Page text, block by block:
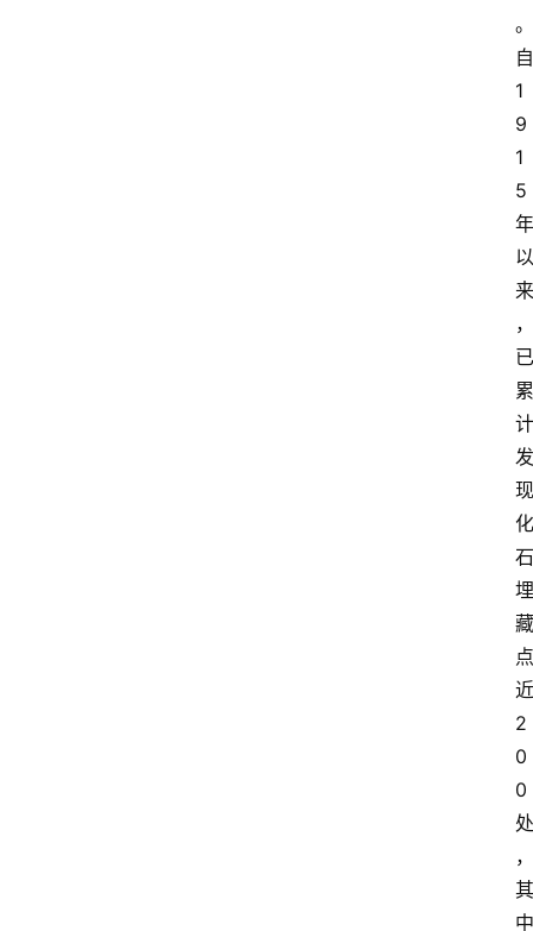
。
自
1
9
1
5
年
以
来
，
已
累
计
发
现
化
石
埋
藏
点
近
2
0
0
处
，
其
中